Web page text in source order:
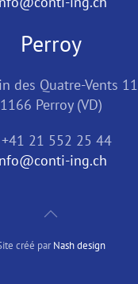
Perroy
des Quatre-Vents 11
1166 Perroy (VD)
21 552 25 44
ing.ch
créé parNash design